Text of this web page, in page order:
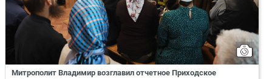
Митрополит Владимир возглавил отчетное Приходское